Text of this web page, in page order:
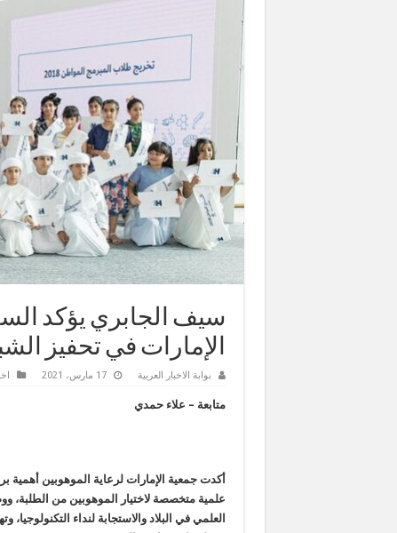
سيف الجابري يؤكد
الإمارات في تحفيز
بوابة الاخبار العربية 17 مارس، 2021
متابعة – علاء حمدي
أكدت جمعية الإمارات لرعاية الموهوبين أهمية
علمية متخصصة لاختيار الموهوبين من الطلبة،
العلمي في البلاد والاستجابة لنداء